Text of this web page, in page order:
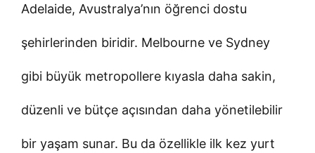
Adelaide, Avustralya’nın öğrenci dostu
şehirlerinden biridir. Melbourne ve Sydney
gibi büyük metropollere kıyasla daha sakin,
düzenli ve bütçe açısından daha yönetilebilir
bir yaşam sunar. Bu da özellikle ilk kez yurt